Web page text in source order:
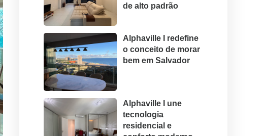
de alto padrão
Alphaville I redefine
o conceito de morar
bem em Salvador
Alphaville I une
tecnologia
residencial e